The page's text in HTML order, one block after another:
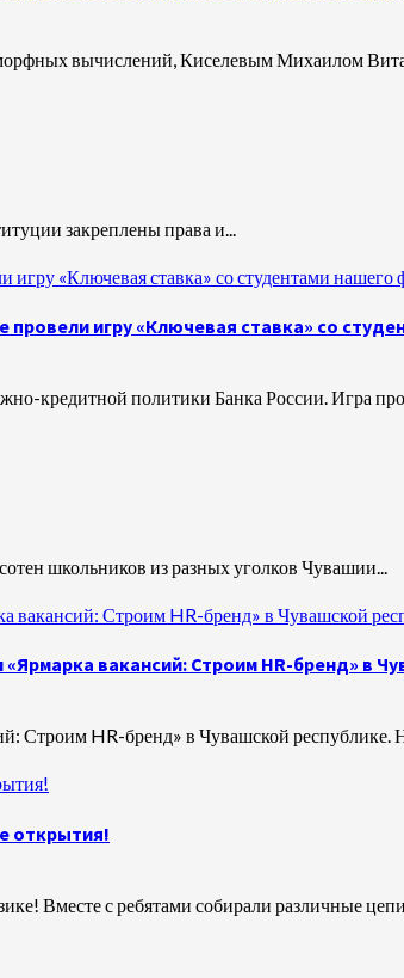
вычислений, Киселевым Михаилом
закреплены права и...
«Ключевая ставка» со студентами нашего
игру «Ключевая ставка» со
кредитной политики Банка России. Игра
школьников из разных уголков Чувашии...
вакансий: Строим HR-бренд» в Чувашской
вакансий: Строим HR-бренд» в
Строим HR-бренд» в Чувашской республике.
открытия!
Вместе с ребятами собирали различные